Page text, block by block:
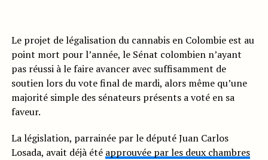
Le projet de légalisation du cannabis en Colombie est au
point mort pour l’année, le Sénat colombien n’ayant
pas réussi à le faire avancer avec suffisamment de
soutien lors du vote final de mardi, alors même qu’une
majorité simple des sénateurs présents a voté en sa
faveur.
La législation, parrainée par le député Juan Carlos
Losada, avait déjà été approuvée par les deux chambres